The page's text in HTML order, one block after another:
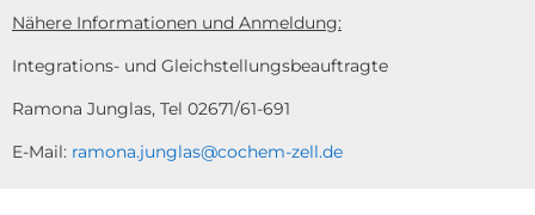
Nähere Informationen und Anmeldung:
Integrations- und Gleichstellungsbeauftragte
Ramona Junglas, Tel 02671/61-691
E-Mail: ramona.junglas@cochem-zell.de